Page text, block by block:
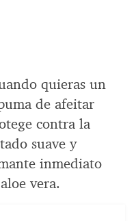
quieras un
de afeitar
contra la
suave y
inmediato
vera.